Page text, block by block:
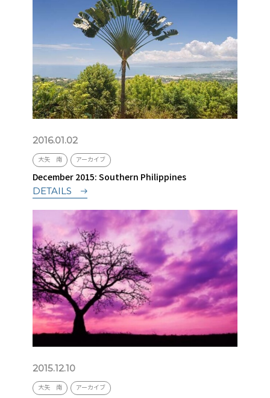
2016.01.02
大矢 南 アーカイブ
December 2015: Southern Philippines
DETAILS
2015.12.10
大矢 南 アーカイブ